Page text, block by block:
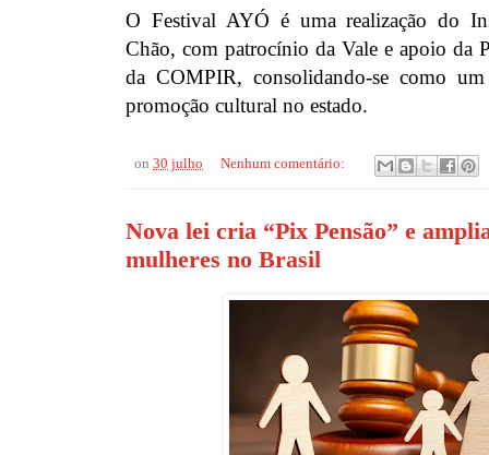
O Festival AYÓ é uma realização do
Chão, com patrocínio da Vale e apoio da
da COMPIR, consolidando-se como
promoção cultural no estado.
on 30 julho Nenhum comentário:
Nova lei cria “Pix Pensão” e
mulheres no Brasil